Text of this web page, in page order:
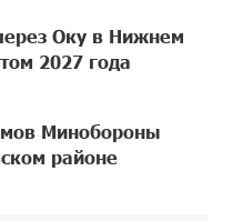
Оку в Нижнем
2027 года
Минобороны
районе